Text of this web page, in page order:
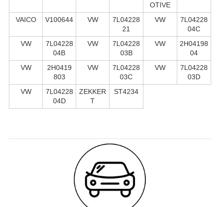
OTIVE
VAICO V100644 VW
7L04228
21
VW
7L04228
04C
VW
7L04228
04B
VW
7L04228
03B
VW
2H04198
04
VW
2H0419
803
VW
7L04228
03C
VW
7L04228
03D
VW
7L04228
04D
ZEKKER
T
ST4234